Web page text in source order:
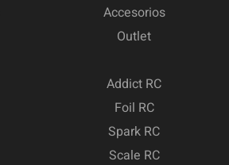
Accesorios
Outlet
Addict RC
Foil RC
Spark RC
Scale RC